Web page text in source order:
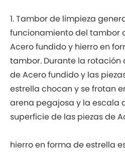
1. Tambor de limpieza
funcionamiento del tambor
Acero fundido y hierro en
tambor. Durante la rotación
de Acero fundido y las
estrella chocan y se frotan
arena pegajosa y la escala
superficie de las piezas de
hierro en forma de estrella